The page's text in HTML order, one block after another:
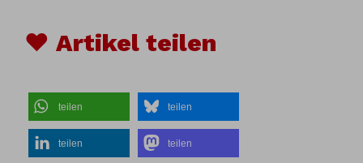
♥ Artikel teilen
teilen teilen
teilen teilen